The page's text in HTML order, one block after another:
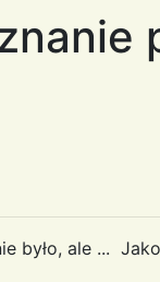
było, ale ...